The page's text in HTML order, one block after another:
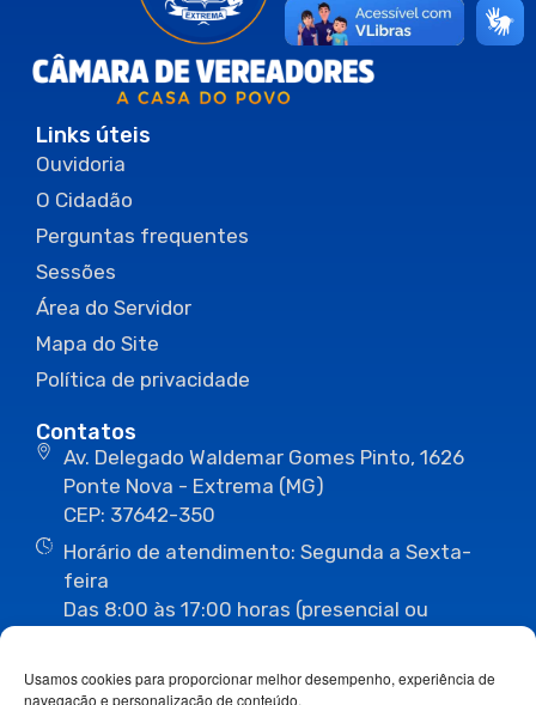
Usamos cookies para proporcionar melhor desempenho, experiência de
navegação e personalização de conteúdo.
Links úteis
Ouvidoria
O Cidadão
Perguntas frequentes
Sessões
Área do Servidor
Mapa do Site
Política de privacidade
Contatos
Av. Delegado Waldemar Gomes Pinto, 1626
Ponte Nova - Extrema (MG)
CEP: 37642-350
Horário de atendimento: Segunda a Sexta-
feira
Das 8:00 às 17:00 horas (presencial ou
(35) 3435-1112 (35) 3435-3063